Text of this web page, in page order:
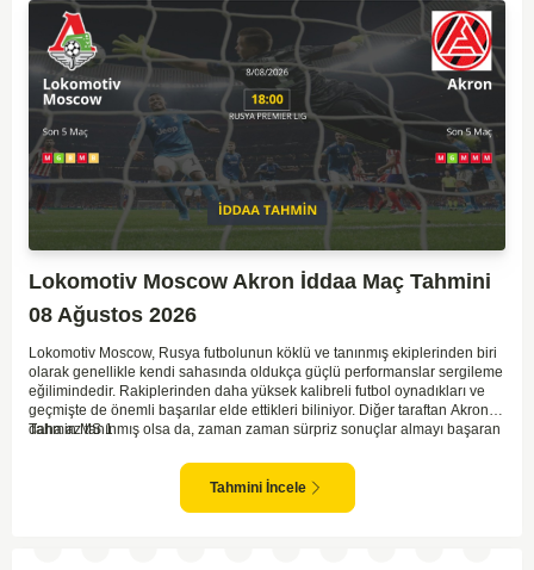
Lokomotiv Moscow Akron İddaa Maç Tahmini
08 Ağustos 2026
Lokomotiv Moscow, Rusya futbolunun köklü ve tanınmış ekiplerinden biri
olarak genellikle kendi sahasında oldukça güçlü performanslar sergileme
eğilimindedir. Rakiplerinden daha yüksek kalibreli futbol oynadıkları ve
geçmişte de önemli başarılar elde ettikleri biliniyor. Diğer taraftan Akron,
daha az tanınmış olsa da, zaman zaman sürpriz sonuçlar almayı başaran
ve güçlü ekipler karşısında istikrarlı bir performans sergilemekte
zorlanabilirler. Lokomotiv Moscow'un mevcut form durumunun ve evinde
oynama avantajının, bu karşılaşmada belirleyici olması muhtemel
Tahmin MS 1
Tahmini İncele